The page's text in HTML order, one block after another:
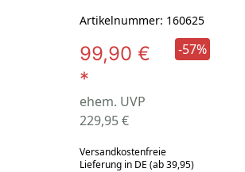
Artikelnummer: 160625
99,90 €
*
ehem. UVP
229,95 €
-57%
Versandkostenfreie
Lieferung in DE (ab 39,95)